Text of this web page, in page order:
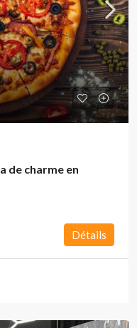
de charme en
Détails